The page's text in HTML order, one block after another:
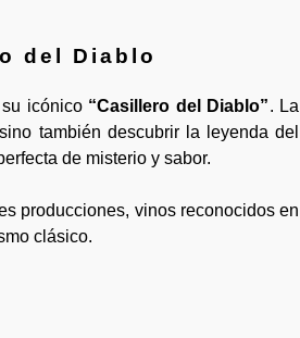
del Diablo
icónico “Casillero del Diablo”. La
también descubrir la leyenda del
de misterio y sabor.
producciones, vinos reconocidos en
clásico.